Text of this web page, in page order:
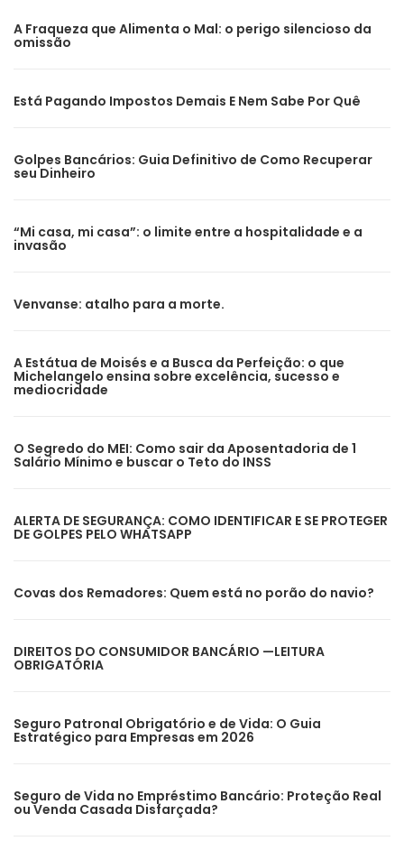
A Fraqueza que Alimenta o Mal: o perigo silencioso da
omissão
Está Pagando Impostos Demais E Nem Sabe Por Quê
Golpes Bancários: Guia Definitivo de Como Recuperar
seu Dinheiro
“Mi casa, mi casa”: o limite entre a hospitalidade e a
invasão
Venvanse: atalho para a morte.
A Estátua de Moisés e a Busca da Perfeição: o que
Michelangelo ensina sobre excelência, sucesso e
mediocridade
O Segredo do MEI: Como sair da Aposentadoria de 1
Salário Mínimo e buscar o Teto do INSS
ALERTA DE SEGURANÇA: COMO IDENTIFICAR E SE PROTEGER
DE GOLPES PELO WHATSAPP
Covas dos Remadores: Quem está no porão do navio?
DIREITOS DO CONSUMIDOR BANCÁRIO —LEITURA
OBRIGATÓRIA
Seguro Patronal Obrigatório e de Vida: O Guia
Estratégico para Empresas em 2026
Seguro de Vida no Empréstimo Bancário: Proteção Real
ou Venda Casada Disfarçada?